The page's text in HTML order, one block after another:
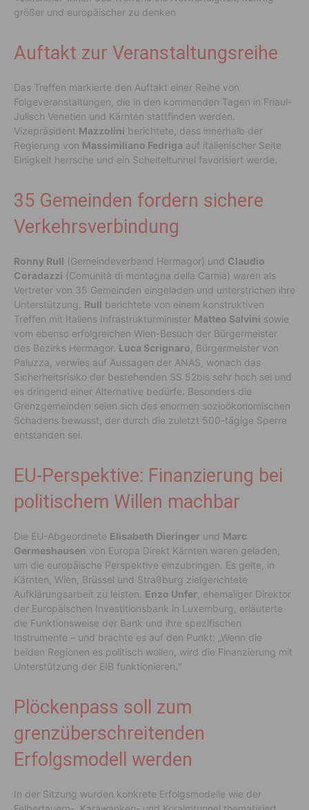
größer und europäischer zu denken
Auftakt zur Veranstaltungsreihe
Das Treffen markierte den Auftakt einer Reihe von
Folgeveranstaltungen, die in den kommenden Tagen in Friaul-
Julisch Venetien und Kärnten stattfinden werden.
Vizepräsident Mazzolini berichtete, dass innerhalb der
Regierung von Massimiliano Fedriga auf italienischer Seite
Einigkeit herrsche und ein Scheiteltunnel favorisiert werde.
35 Gemeinden fordern sichere
Verkehrsverbindung
Ronny Rull (Gemeindeverband Hermagor) und Claudio
Coradazzi (Comunità di montagna della Carnia) waren als
Vertreter von 35 Gemeinden eingeladen und unterstrichen ihre
Unterstützung. Rull berichtete von einem konstruktiven
Treffen mit Italiens Infrastrukturminister Matteo Salvini sowie
vom ebenso erfolgreichen Wien-Besuch der Bürgermeister
des Bezirks Hermagor. Luca Scrignaro , Bürgermeister von
Paluzza, verwies auf Aussagen der ANAS, wonach das
Sicherheitsrisiko der bestehenden SS 52bis sehr hoch sei und
es dringend einer Alternative bedürfe. Besonders die
Grenzgemeinden seien sich des enormen sozioökonomischen
Schadens bewusst, der durch die zuletzt 500-tägige Sperre
entstanden sei.
EU-Perspektive: Finanzierung bei
politischem Willen machbar
Die EU-Abgeordnete Elisabeth Dieringer und Marc
Germeshausen von Europa Direkt Kärnten waren geladen,
um die europäische Perspektive einzubringen. Es gelte, in
Kärnten, Wien, Brüssel und Straßburg zielgerichtete
Aufklärungsarbeit zu leisten. Enzo Unfer , ehemaliger Direktor
der Europäischen Investitionsbank in Luxemburg, erläuterte
die Funktionsweise der Bank und ihre spezifischen
Instrumente – und brachte es auf den Punkt: „Wenn die
beiden Regionen es politisch wollen, wird die Finanzierung mit
Unterstützung der EIB funktionieren.“
Plöckenpass soll zum
grenzüberschreitenden
Erfolgsmodell werden
In der Sitzung wurden konkrete Erfolgsmodelle wie der